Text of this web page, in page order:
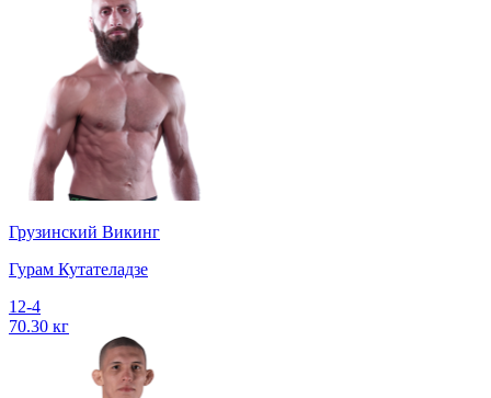
Грузинский Викинг
Гурам Кутателадзе
12-4
70.30 кг